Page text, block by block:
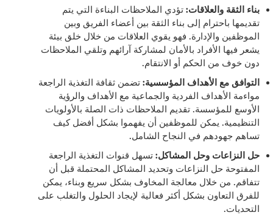
بناء الثقة والعلاقات:تؤدي الملاحظات البناءة التي يتم
تقديمها باحترام إلى بناء الثقة بين أعضاء الفريق وبين
الموظفين والإدارة. فهو يقوي العلاقات من خلال خلق بيئة
يشعر فيها الأفراد بالأمان لمشاركة آرائهم وتلقي الملاحظات
دون خوف من الحكم أو الانتقام.
التوافق مع الأهداف المؤسسية:تضمن ثقافة التغذية الراجعة
مواءمة الأهداف الفردية والجماعية مع الأهداف والرؤية
الأوسع للمؤسسة. تقديم الملاحظات ذات الصلة بالأولويات
التنظيمية. يمكن للموظفين أن يفهموا بشكل أفضل كيف
تساهم جهودهم في النجاح الشامل.
حل النزاعات وحل المشاكل: تسهل قنوات التغذية الراجعة
المفتوحة حل النزاعات وتحديد المشاكل المحتملة قبل أن
تتفاقم. من خلال معالجة المخاوف بشكل سريع وبناء، يمكن
للفرق التعاون بشكل أكثر فعالية لإيجاد الحلول والتغلب على
التحديات.